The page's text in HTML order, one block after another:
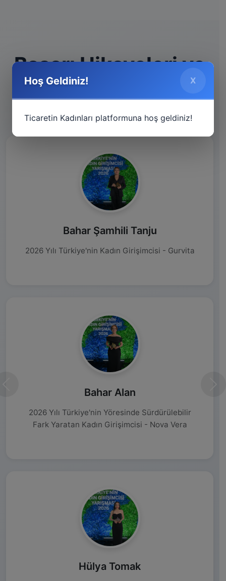
Başarı Hikayeleri ve
İlham Verenler
Bahar Şamhili Tanju
2026 Yılı Türkiye'nin Kadın Girişimcisi - Gurvita
Bahar Alan
2026 Yılı Türkiye'nin Yöresinde Sürdürülebilir
Fark Yaratan Kadın Girişimcisi - Nova Vera
Hülya Tomak
Hoş Geldiniz! X
Ticaretin Kadınları platformuna hoş geldiniz!